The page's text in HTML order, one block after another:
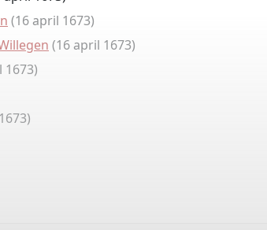
(16 april 1673)
(16 april 1673)
1673)